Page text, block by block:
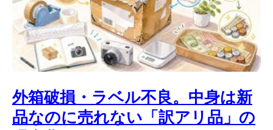
外箱破損・ラベル不良。中身は新
品なのに売れない「訳アリ品」の